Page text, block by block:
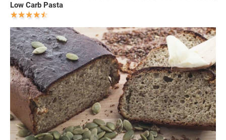
Low Carb Pasta